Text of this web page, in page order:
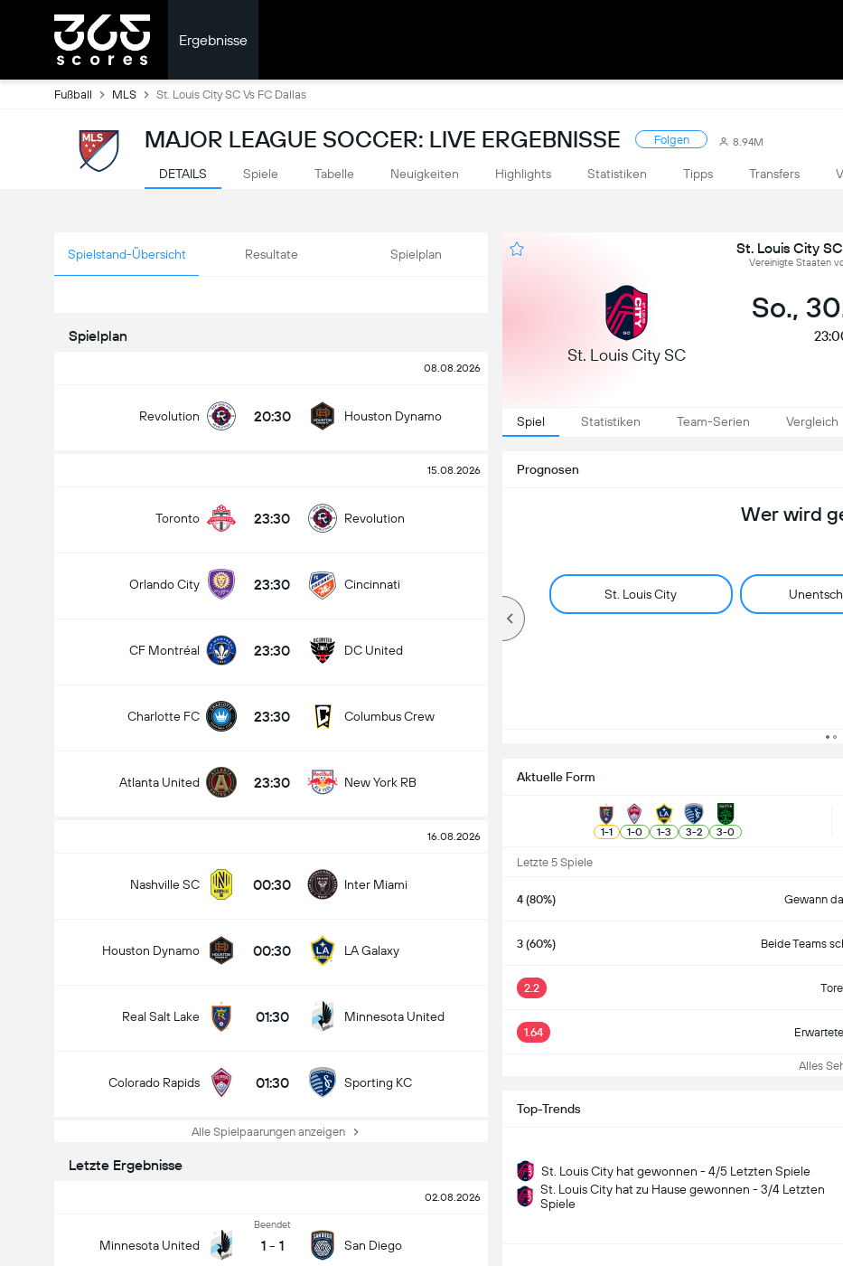
Ergebnisse
Fußball MLS St. Louis City SC Vs FC Dallas
MAJOR LEAGUE SOCCER: LIVE ERGEBNISSE Folgen 8.94M
DETAILS Spiele Tabelle Neuigkeiten Highlights Statistiken Tipps Transfers
Spielstand-Übersicht Resultate Spielplan
Spielplan
08.08.2026
Revolution 20:30 Houston Dynamo
15.08.2026
Toronto 23:30 Revolution
Orlando City 23:30 Cincinnati
CF Montréal 23:30 DC United
Charlotte FC 23:30 Columbus Crew
Atlanta United 23:30 New York RB
16.08.2026
Nashville SC 00:30 Inter Miami
Houston Dynamo 00:30 LA Galaxy
Real Salt Lake 01:30 Minnesota United
Colorado Rapids 01:30 Sporting KC
Alle Spielpaarungen anzeigen
Letzte Ergebnisse
02.08.2026
Minnesota United
Beendet
1 - 1 San Diego
St. Louis City
Vereinigte Staaten
St. Louis City SC
So.,
Spiel Statistiken Team-Serien Vergleich
Prognosen
Wer wird
St. Louis City
Gesamtanzahl Tore im Spiel (2.5)
Über
Aktuelle Form
1-1 1-0 1-3 3-2 3-0
Letzte 5 Spiele
4 (80%) Gewann
3 (60%) Beide Teams
2.2 Tore
1.64
Alles
Top-Trends
St. Louis City hat gewonnen - 4/5 Letzten Spiele
St. Louis City hat zu Hause gewonnen - 3/4 Letzten
Spiele